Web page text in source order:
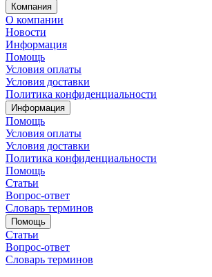
Компания
О компании
Новости
Информация
Помощь
Условия оплаты
Условия доставки
Политика конфиденциальности
Информация
Помощь
Условия оплаты
Условия доставки
Политика конфиденциальности
Помощь
Статьи
Вопрос-ответ
Словарь терминов
Помощь
Статьи
Вопрос-ответ
Словарь терминов